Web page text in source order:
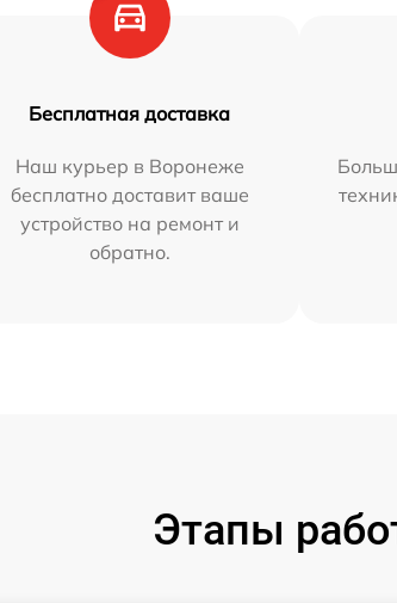
Бесплатная доставка
Наш курьер в Воронеже
бесплатно доставит ваше
устройство на ремонт и
обратно.
Этапы